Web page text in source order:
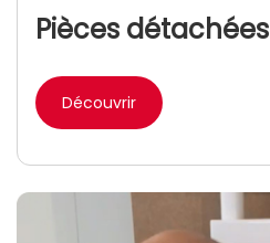
Pièces détachées
Découvrir